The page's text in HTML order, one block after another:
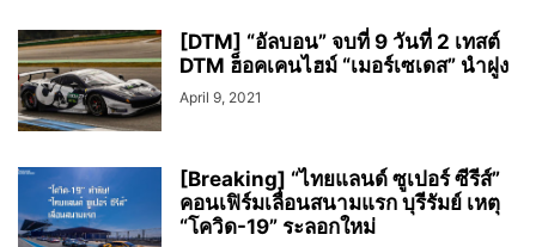
[DTM] “อัลบอน” จบที่ 9 วันที่ 2 เทสต์
DTM ฮ็อคเคนไฮม์ “เมอร์เซเดส” นำฝูง
April 9, 2021
[Breaking] “ไทยแลนด์ ซูเปอร์ ซีรีส์”
คอนเฟิร์มเลื่อนสนามแรก บุรีรัมย์ เหตุ
“โควิด-19” ระลอกใหม่